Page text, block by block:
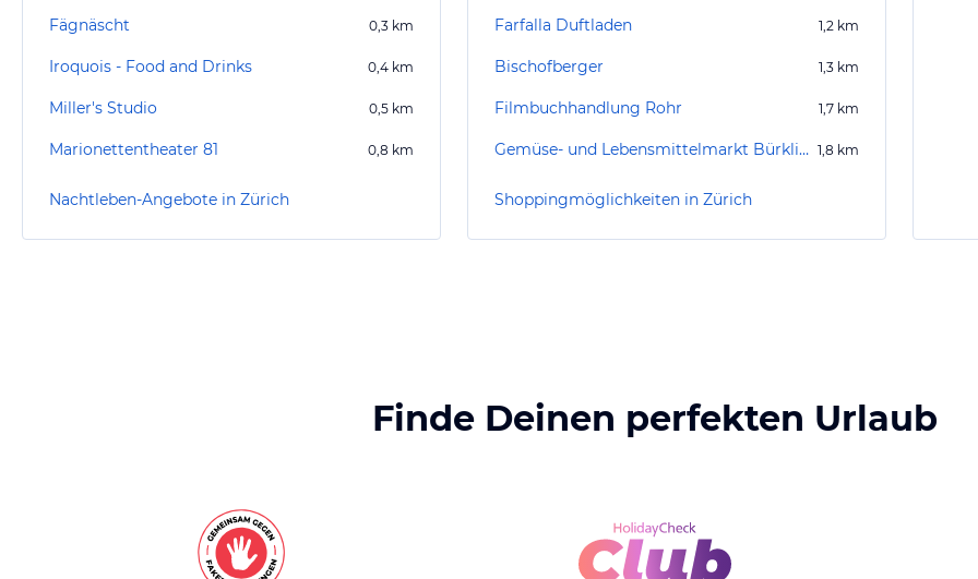
Fägnäscht 0,3 km
Iroquois - Food and Drinks 0,4 km
Miller's Studio 0,5 km
Marionettentheater 81 0,8 km
Nachtleben-Angebote in Zürich
Farfalla Duftladen 1,2 km
Bischofberger 1,3 km
Filmbuchhandlung Rohr 1,7 km
Gemüse- und Lebensmittelmarkt Bürkliplatz 1,8 km
Shoppingmöglichkeiten in Zürich
Finde Deinen perfekten Urlaub